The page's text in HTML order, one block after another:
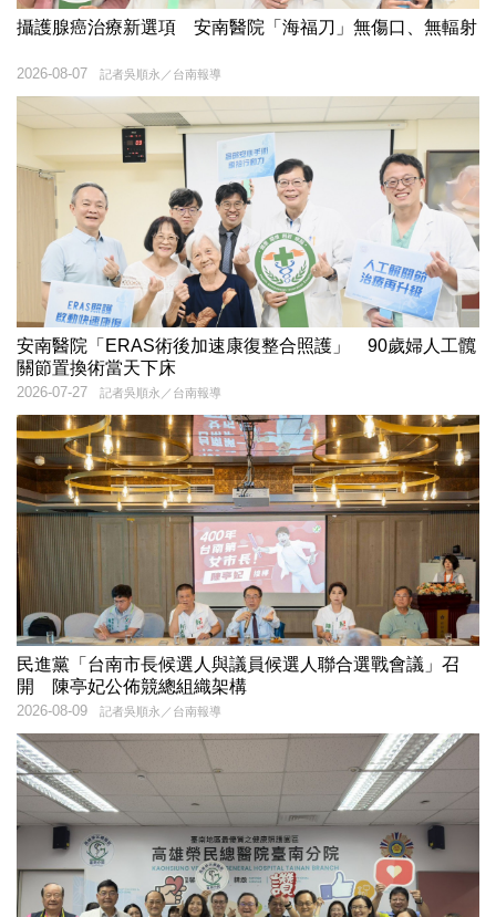
攝護腺癌治療新選項 安南醫院「海福刀」無傷口、無輻射
記者吳順永／台南報導
2026-08-07
安南醫院「ERAS術後加速康復整合照護」 90歲婦人工髖
關節置換術當天下床
記者吳順永／台南報導
2026-07-27
民進黨「台南市長候選人與議員候選人聯合選戰會議」召
開 陳亭妃公佈競總組織架構
記者吳順永／台南報導
2026-08-09